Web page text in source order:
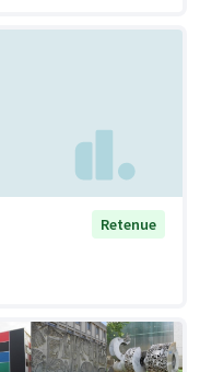
Retenue